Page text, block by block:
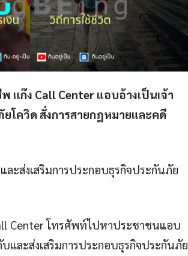
แก๊ง Call Center แอบอ้างเป็นเจ้า
โควิด สั่งการสายกฎหมายและคดี
ะส่งเสริมการประกอบธุรกิจประกันภัย
Center โทรศัพท์ไปหาประชาชนแอบ
และส่งเสริมการประกอบธุรกิจประกันภัย